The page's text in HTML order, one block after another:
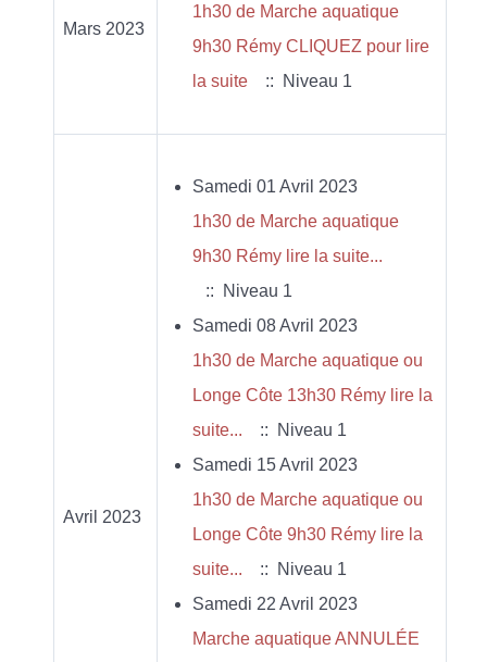
Mars 2023
1h30 de Marche aquatique
9h30 Rémy CLIQUEZ pour lire
la suite
:: Niveau 1
Avril 2023
Samedi 01 Avril 2023
1h30 de Marche aquatique
9h30 Rémy lire la suite...
:: Niveau 1
Samedi 08 Avril 2023
1h30 de Marche aquatique ou
Longe Côte 13h30 Rémy lire la
suite...
:: Niveau 1
Samedi 15 Avril 2023
1h30 de Marche aquatique ou
Longe Côte 9h30 Rémy lire la
suite...
:: Niveau 1
Samedi 22 Avril 2023
Marche aquatique ANNULÉE